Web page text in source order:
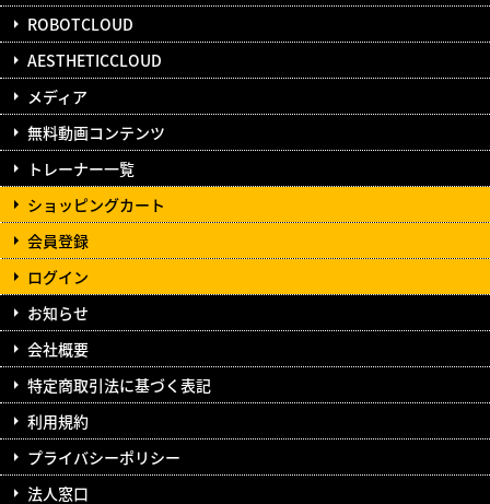
ROBOTCLOUD
AESTHETICCLOUD
メディア
無料動画コンテンツ
トレーナー一覧
ショッピングカート
会員登録
ログイン
お知らせ
会社概要
特定商取引法に基づく表記
利用規約
プライバシーポリシー
法人窓口